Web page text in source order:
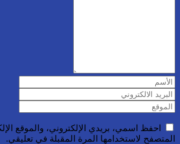
احفظ اسمي، بريدي الإلكتروني، والموقع
المتصفح لاستخدامها المرة المقبلة في تعليقي.